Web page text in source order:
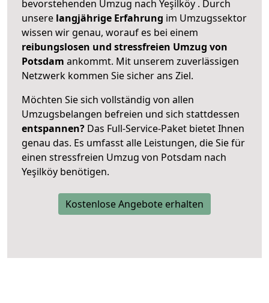
bevorstehenden Umzug nach Yeşilköy . Durch
unsere langjährige Erfahrung im Umzugssektor
wissen wir genau, worauf es bei einem
reibungslosen und stressfreien Umzug von
Potsdam ankommt. Mit unserem zuverlässigen
Netzwerk kommen Sie sicher ans Ziel.
Möchten Sie sich vollständig von allen
Umzugsbelangen befreien und sich stattdessen
entspannen? Das Full-Service-Paket bietet Ihnen
genau das. Es umfasst alle Leistungen, die Sie für
einen stressfreien Umzug von Potsdam nach
Yeşilköy benötigen.
Kostenlose Angebote erhalten